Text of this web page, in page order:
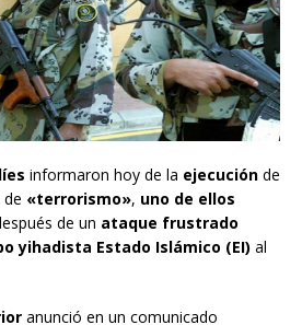
informaron hoy de la ejecución de
de «terrorismo», uno de ellos
de un ataque frustrado
yihadista Estado Islámico (EI) al
anunció en un comunicado